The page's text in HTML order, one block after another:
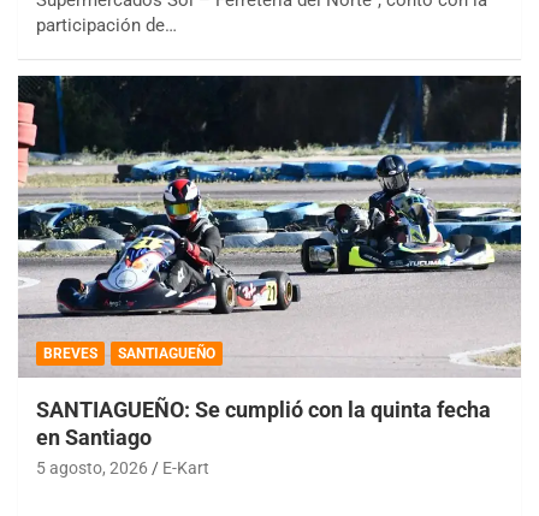
participación de…
BREVES SANTIAGUEÑO
SANTIAGUEÑO: Se cumplió con la quinta fecha
en Santiago
5 agosto, 2026 E-Kart